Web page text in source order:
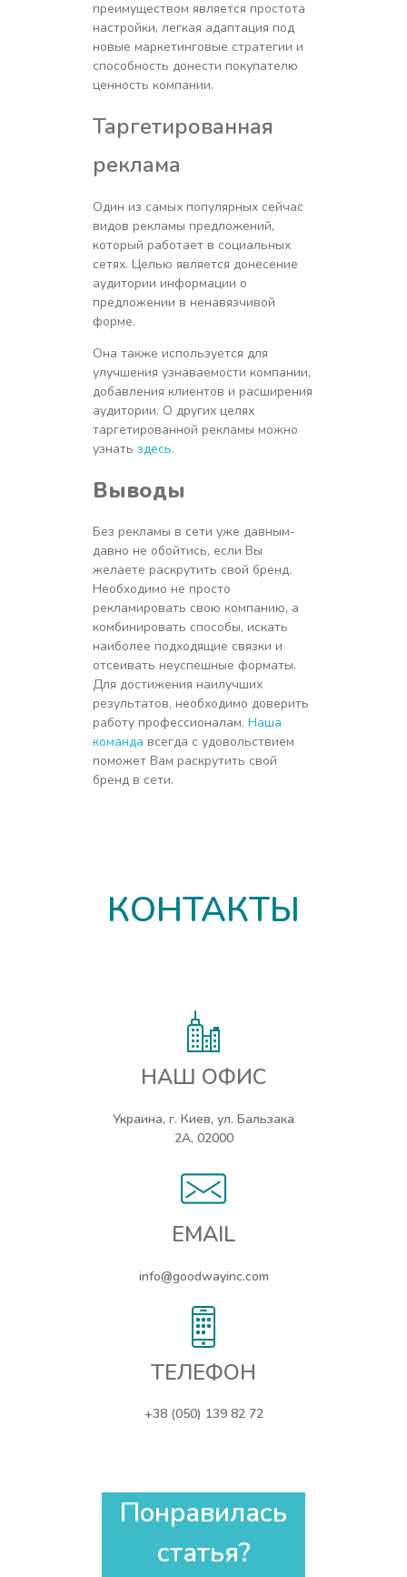
преимуществом является простота
настройки, легкая адаптация под
новые маркетинговые стратегии и
способность донести покупателю
ценность компании.
Таргетированная
реклама
Один из самых популярных сейчас
видов рекламы предложений,
который работает в социальных
сетях. Целью является донесение
аудитории информации о
предложении в ненавязчивой
форме.
Она также используется для
улучшения узнаваемости компании,
добавления клиентов и расширения
аудитории. О других целях
таргетированной рекламы можно
узнать здесь.
Выводы
Без рекламы в сети уже давным-
давно не обойтись, если Вы
желаете раскрутить свой бренд.
Необходимо не просто
рекламировать свою компанию, а
комбинировать способы, искать
наиболее подходящие связки и
отсеивать неуспешные форматы.
Для достижения наилучших
результатов, необходимо доверить
работу профессионалам. Наша
команда всегда с удовольствием
поможет Вам раскрутить свой
бренд в сети.
КОНТАКТЫ
НАШ ОФИС
Украина, г. Киев, ул. Бальзака
2А, 02000
EMAIL
info@goodwayinc.com
ТЕЛЕФОН
+38 (050) 139 82 72
Понравилась
статья?